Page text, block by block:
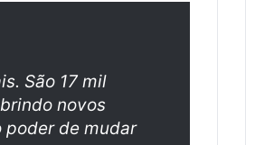
São 17 mil
novos
poder de mudar